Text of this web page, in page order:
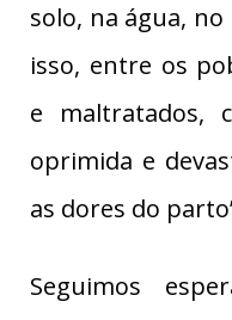
solo, na água,
isso, entre os
e maltratados,
oprimida e
as dores do
Seguimos